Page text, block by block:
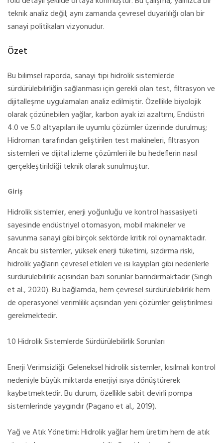
teknik analiz değil; aynı zamanda çevresel duyarlılığı olan bir
sanayi politikaları vizyonudur.
Özet
Bu bilimsel raporda, sanayi tipi hidrolik sistemlerde
sürdürülebilirliğin sağlanması için gerekli olan test, filtrasyon ve
dijitalleşme uygulamaları analiz edilmiştir. Özellikle biyolojik
olarak çözünebilen yağlar, karbon ayak izi azaltımı, Endüstri
4.0 ve 5.0 altyapıları ile uyumlu çözümler üzerinde durulmuş;
Hidroman tarafından geliştirilen test makineleri, filtrasyon
sistemleri ve dijital izleme çözümleri ile bu hedeflerin nasıl
gerçekleştirildiği teknik olarak sunulmuştur.
Giriş
Hidrolik sistemler, enerji yoğunluğu ve kontrol hassasiyeti
sayesinde endüstriyel otomasyon, mobil makineler ve
savunma sanayi gibi birçok sektörde kritik rol oynamaktadır.
Ancak bu sistemler, yüksek enerji tüketimi, sızdırma riski,
hidrolik yağların çevresel etkileri ve ısı kayıpları gibi nedenlerle
sürdürülebilirlik açısından bazı sorunlar barındırmaktadır (Singh
et al., 2020). Bu bağlamda, hem çevresel sürdürülebilirlik hem
de operasyonel verimlilik açısından yeni çözümler geliştirilmesi
gerekmektedir.
1.0 Hidrolik Sistemlerde Sürdürülebilirlik Sorunları
Enerji Verimsizliği: Geleneksel hidrolik sistemler, kısılmalı kontrol
nedeniyle büyük miktarda enerjiyi ısıya dönüştürerek
kaybetmektedir. Bu durum, özellikle sabit devirli pompa
sistemlerinde yaygındır (Pagano et al., 2019).
Yağ ve Atık Yönetimi: Hidrolik yağlar hem üretim hem de atık